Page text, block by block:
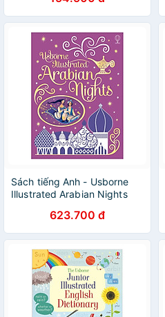
Sách tiếng Anh - Usborne
Illustrated Arabian Nights
623.700 đ